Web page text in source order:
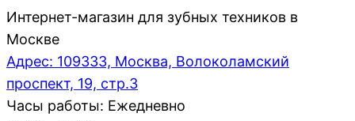
Интернет-магазин для зубных техников в
Москве
Адрес: 109333, Москва, Волоколамский
проспект, 19, стр.3
Часы работы: Ежедневно